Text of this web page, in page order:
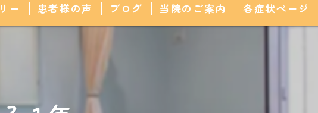
ー 患者様の声 ブログ 当院のご案内 各症状ページ